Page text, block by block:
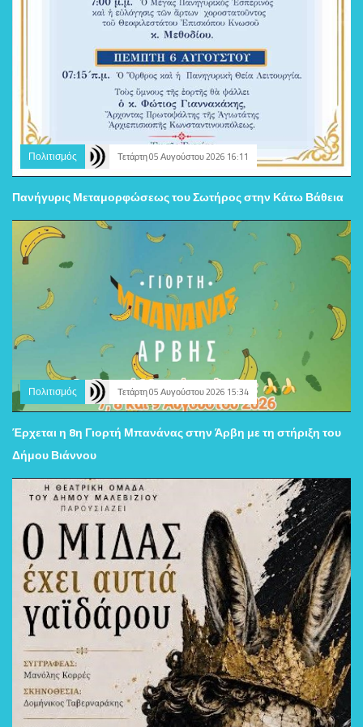
Πολιτισμός Τετάρτη 05 Αυγούστου 2026 16:11
Πανήγυρις Μεταμορφώσεως του Σωτήρος στην Κάτω Βάθεια
Πολιτισμός Τετάρτη 05 Αυγούστου 2026 15:34
Έρχεται η 8η Γιορτή Μπανάνας στην Άρβη με τη στήριξη του
Δήμου Βιάννου